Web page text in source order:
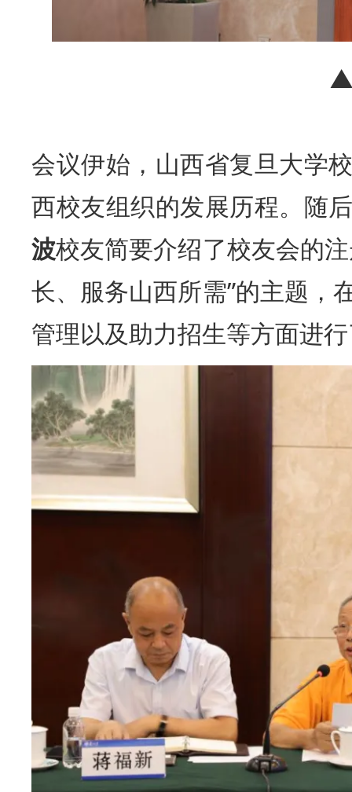
▲
会议伊始，山西省复旦大学
西校友组织的发展历程。随
波校友简要介绍了校友会的
长、服务山西所需”的主题，
管理以及助力招生等方面进